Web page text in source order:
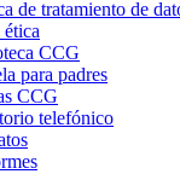
de tratamiento de
CCG
para padres
CCG
telefónico